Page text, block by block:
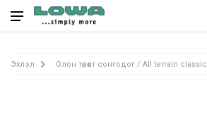
Эхлэл Олон төрөлт сонгодог / All terrain classic